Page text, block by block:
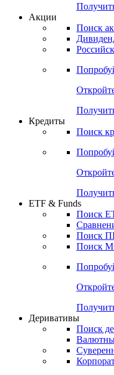
Акции
Поиск
Кредиты
Поиск
ETF & Funds
Поиск
Поиск
Поиск
Деривативы
Поиск